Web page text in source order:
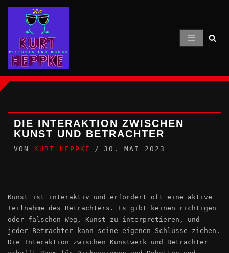
Inhalt
springen
DIE INTERAKTION ZWISCHEN
KUNST UND BETRACHTER
VON KURT HEPPKE 30. MAI 2023
Kunst ist interaktiv und erfordert oft eine aktive
Teilnahme des Betrachters. Es gibt keinen richtigen
oder falschen Weg, Kunst zu interpretieren, und
jeder Betrachter kann seine eigenen Schlüsse ziehen.
Die Interaktion zwischen Kunstwerk und Betrachter